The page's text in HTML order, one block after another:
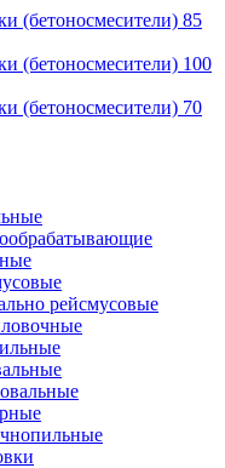
(бетоносмесители) 85
(бетоносмесители) 100
(бетоносмесители) 70
рейсмусовые